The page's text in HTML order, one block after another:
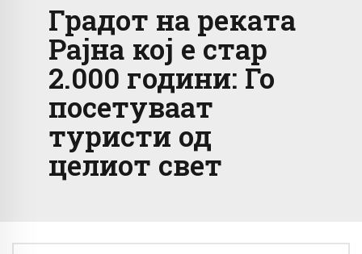
Градот на реката
Рајна кој е стар
2.000 години: Го
посетуваат
туристи од
целиот свет